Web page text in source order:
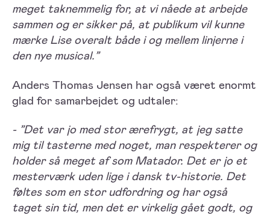
meget taknemmelig for, at vi nåede at arbejde
sammen og er sikker på, at publikum vil kunne
mærke Lise overalt både i og mellem linjerne i
den nye musical.”
Anders Thomas Jensen har også været enormt
glad for samarbejdet og udtaler:
- ”Det var jo med stor ærefrygt, at jeg satte
mig til tasterne med noget, man respekterer og
holder så meget af som Matador. Det er jo et
mesterværk uden lige i dansk tv-historie. Det
føltes som en stor udfordring og har også
taget sin tid, men det er virkelig gået godt, og